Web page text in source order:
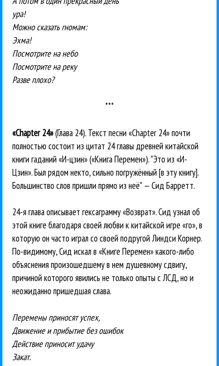
ура!
Можно сказать гномам:
Эхма!
Посмотрите на небо
Посмотрите на реку
Разве плохо?
***
«Chapter 24»(Глава 24). Текст песни «Chapter 24» почти
полностью состоит из цитат 24 главы древней китайской
книги гаданий «И-цзин» («Книга Перемен»). "Это из «И-
Цзин». Был рядом некто, сильно погружённый [в эту книгу].
Большинство слов пришли прямо из неё" — Сид Барретт.
24-я глава описывает гексаграмму «Возврат». Сид узнал об
этой книге благодаря своей любви к китайской игре «го», в
которую он часто играл со своей подругой Линдси Корнер.
По-видимому, Сид искал в «Книге Перемен» какого-либо
объяснения произошедшему в нем душевному сдвигу,
причиной которого явились не только опыты с ЛСД, но и
неожиданно пришедшая слава.
Перемены приносят успех,
Движение и прибытие без ошибок
Действие приносит удачу
Закат.